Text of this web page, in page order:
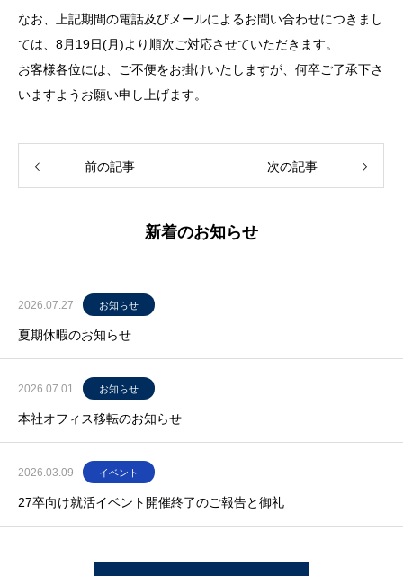
なお、上記期間の電話及びメールによるお問い合わせにつきまし
ては、8月19日(月)より順次ご対応させていただきます。
お客様各位には、ご不便をお掛けいたしますが、何卒ご了承下さ
いますようお願い申し上げます。
前の記事 次の記事
新着のお知らせ
2026.07.27 お知らせ
夏期休暇のお知らせ
2026.07.01 お知らせ
本社オフィス移転のお知らせ
2026.03.09 イベント
27卒向け就活イベント開催終了のご報告と御礼